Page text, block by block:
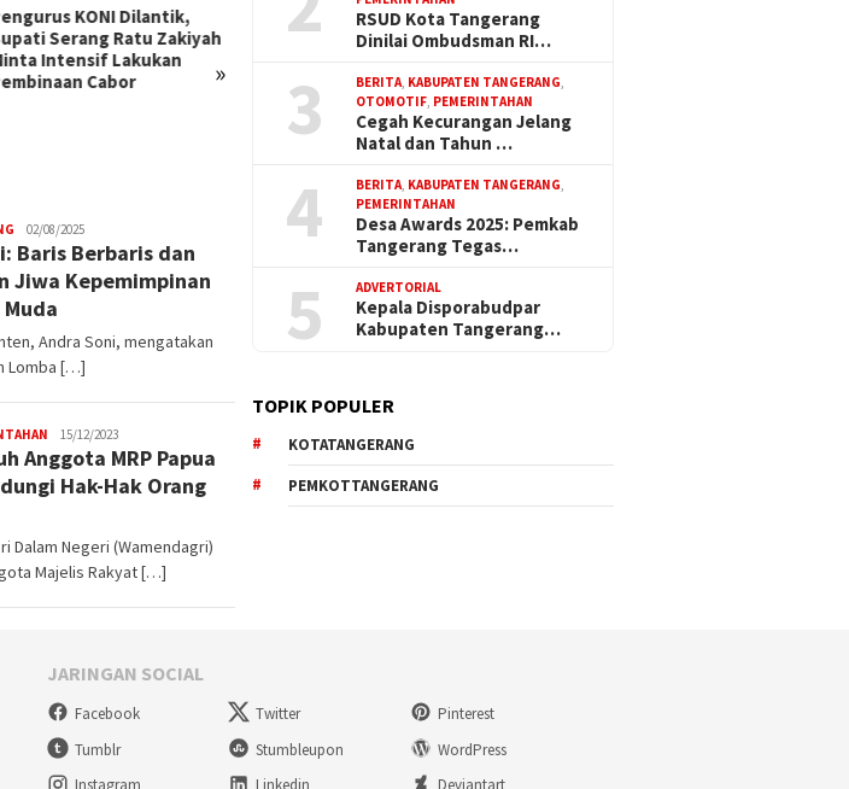
»
KONI Dilantik,
Serang Ratu Zakiyah
Intensif Lakukan
Cabor
Bupati Serang Lepas 20
Peserta Pendidikan Kaligrafi
SDN Kembangan Selatan 01
Jakarta Barat Resmi Miliki
W4nt0
02/08/2025
Baris Berbaris dan
Jiwa Kepemimpinan
Andra Soni, mengatakan
Lomba […]
W4nt0
15/12/2023
Anggota MRP Papua
Hak-Hak Orang
Dalam Negeri (Wamendagri)
Majelis Rakyat […]
RSUD Kota Tangerang
Dinilai Ombudsman RI…
3 BERITA, KABUPATEN TANGERANG,
OTOMOTIF, PEMERINTAHAN
Cegah Kecurangan Jelang
Natal dan Tahun …
4 BERITA, KABUPATEN TANGERANG,
PEMERINTAHAN
Desa Awards 2025: Pemkab
Tangerang Tegas…
5 ADVERTORIAL
Kepala Disporabudpar
Kabupaten Tangerang…
TOPIK POPULER
KOTATANGERANG
PEMKOTTANGERANG
JARINGAN SOCIAL
Facebook Twitter
Pinterest
Tumblr
Stumbleupon
WordPress